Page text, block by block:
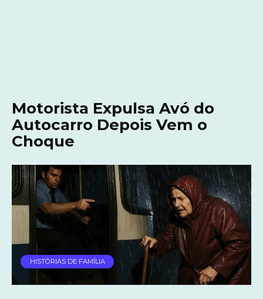
Motorista Expulsa Avó do
Autocarro Depois Vem o
Choque
HISTÓRIAS DE FAMÍLIA